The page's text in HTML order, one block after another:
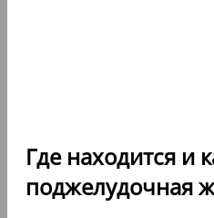
Где находится и
поджелудочная